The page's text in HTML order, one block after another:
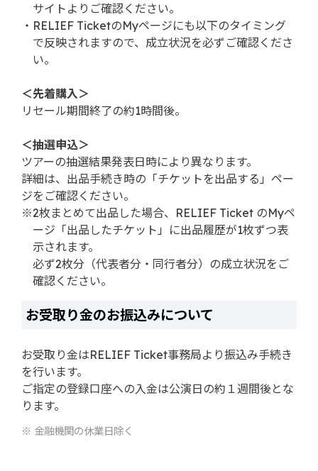
サイトよりご確認ください。
・RELIEF TicketのMyページにも以下のタイミング
で反映されますので、成立状況を必ずご確認くださ
い。
＜先着購入＞
リセール期間終了の約1時間後。
＜抽選申込＞
ツアーの抽選結果発表日時により異なります。
詳細は、出品手続き時の「チケットを出品する」ペー
ジをご確認ください。
※2枚まとめて出品した場合、RELIEF Ticket のMyペ
ージ「出品したチケット」に出品履歴が1枚ずつ表
示されます。
必ず2枚分（代表者分・同行者分）の成立状況をご
確認ください。
お受取り金のお振込みについて
お受取り金はRELIEF Ticket事務局より振込み手続き
を行います。
ご指定の登録口座への入金は公演日の約１週間後とな
ります。
※ 金融機関の休業日除く